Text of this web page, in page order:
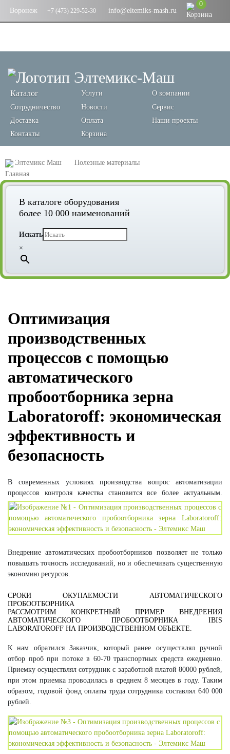
Воронеж +7 (473) 229-52-30 info@eltemiks-mash.ru
0
Каталог Услуги
О компании
Сотрудничество
Новости
Сервис
Доставка
Оплата
Наши проекты
Контакты
Корзина
Элтемикс Маш Полезные материалы
Оптимизация производственных процессов с помощью
автоматического пробоотборника зерна Laboratoroff: экономическая
эффективность и безопасность
В каталоге оборудования
более 10 000 наименований
Искать
×
Оптимизация
производственных
процессов с помощью
автоматического
пробоотборника зерна
Laboratoroff: экономическая
эффективность и
безопасность
В современных условиях производства вопрос автоматизации
процессов контроля качества становится все более актуальным.
Внедрение автоматических пробоотборников позволяет не только
повышать точность исследований, но и обеспечивать существенную
экономию ресурсов.
СРОКИ ОКУПАЕМОСТИ АВТОМАТИЧЕСКОГО
ПРОБООТБОРНИКА
РАССМОТРИМ КОНКРЕТНЫЙ ПРИМЕР ВНЕДРЕНИЯ
АВТОМАТИЧЕСКОГО ПРОБООТБОРНИКА IBIS
LABORATOROFF НА ПРОИЗВОДСТВЕННОМ ОБЪЕКТЕ.
К нам обратился Заказчик, который ранее осуществлял ручной
отбор проб при потоке в 60-70 транспортных средств ежедневно.
Приемку осуществлял сотрудник с заработной платой 80000 рублей,
при этом приемка проводилась в среднем 8 месяцев в году. Таким
образом, годовой фонд оплаты труда сотрудника составлял 640 000
рублей.